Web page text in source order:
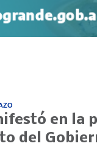
en la
del